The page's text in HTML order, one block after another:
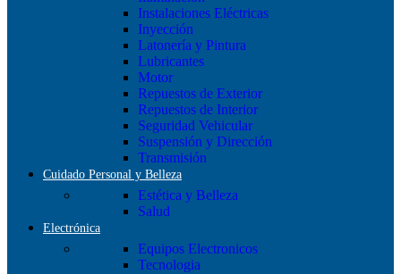
Instalaciones Eléctricas
Inyección
Latonería y Pintura
Lubricantes
Motor
Repuestos de Exterior
Repuestos de Interior
Seguridad Vehicular
Suspensión y Dirección
Transmisión
Cuidado Personal y Belleza
Estética y Belleza
Salud
Electrónica
Equipos Electronicos
Tecnologia